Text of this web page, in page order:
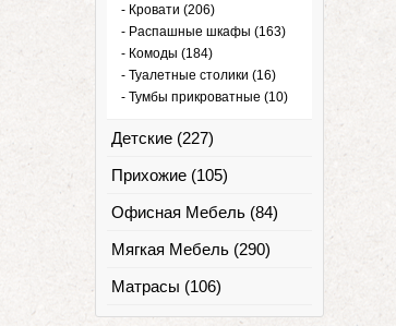
- Кровати (206)
- Распашные шкафы (163)
- Комоды (184)
- Туалетные столики (16)
- Тумбы прикроватные (10)
Детские (227)
Прихожие (105)
Офисная Мебель (84)
Мягкая Мебель (290)
Матрасы (106)